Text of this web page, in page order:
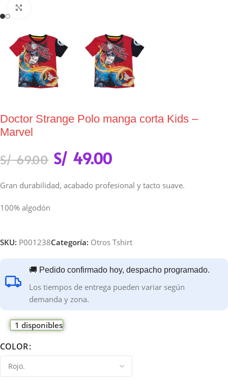
Doctor Strange Polo manga corta Kids –
Marvel
S/69.00 S/ 49.00
Gran durabilidad, acabado profesional y tacto suave.
100% algodón
SKU: P001238Categoría: Otros Tshirt
🚚 Pedido confirmado hoy, despacho programado.
Los tiempos de entrega pueden variar según
demanda y zona.
1 disponibles
COLOR